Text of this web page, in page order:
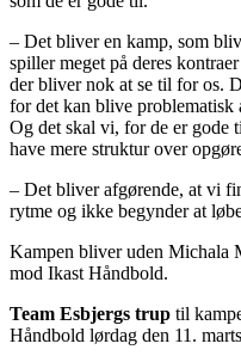
– Det bliver en kamp, som
spiller meget på deres
der bliver nok at se til for os.
for det kan blive problematisk
Og det skal vi, for de er gode
have mere struktur over
– Det bliver afgørende, at vi
rytme og ikke begynder at
Kampen bliver uden Michala
mod Ikast Håndbold.
Team Esbjergs trup til
Håndbold lørdag den 11.